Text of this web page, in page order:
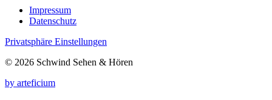
Impressum
Datenschutz
Privatsphäre Einstellungen
© 2026 Schwind Sehen & Hören
by arteficium